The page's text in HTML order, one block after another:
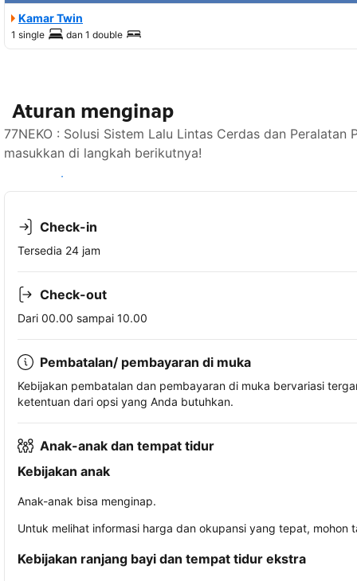
Kamar Twin
1 single dan 1 double
Aturan menginap
77NEKO : Solusi Sistem Lalu Lintas Cerdas dan
masukkan di langkah berikutnya!
Lihat ketersediaan
Check-in
Tersedia 24 jam
Check-out
Dari 00.00 sampai 10.00
Pembatalan/ pembayaran di muka
Kebijakan pembatalan dan pembayaran di muka bervariasi
ketentuan dari opsi yang Anda butuhkan.
Anak-anak dan tempat tidur
Kebijakan anak
Anak-anak bisa menginap.
Untuk melihat informasi harga dan okupansi yang tepat,
Kebijakan ranjang bayi dan tempat tidur ekstra